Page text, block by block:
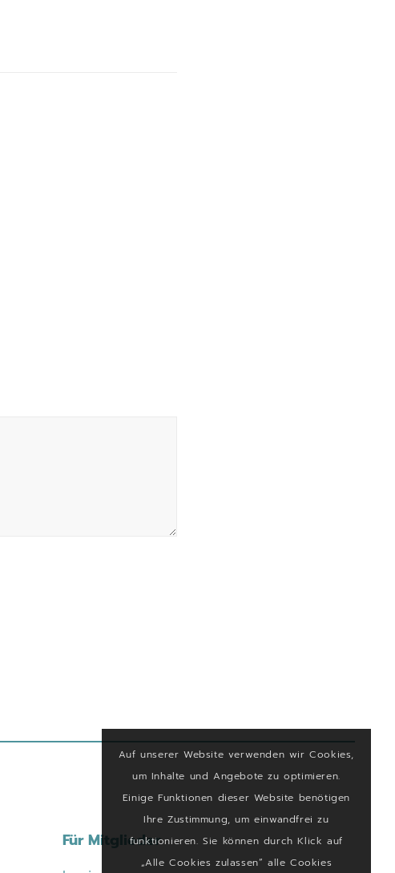
Für Mitglieder
Auf unserer Website verwenden wir Cookies,
um Inhalte und Angebote zu optimieren.
Einige Funktionen dieser Website benötigen
Ihre Zustimmung, um einwandfrei zu
funktionieren. Sie können durch Klick auf
„Alle Cookies zulassen“ alle Cookies